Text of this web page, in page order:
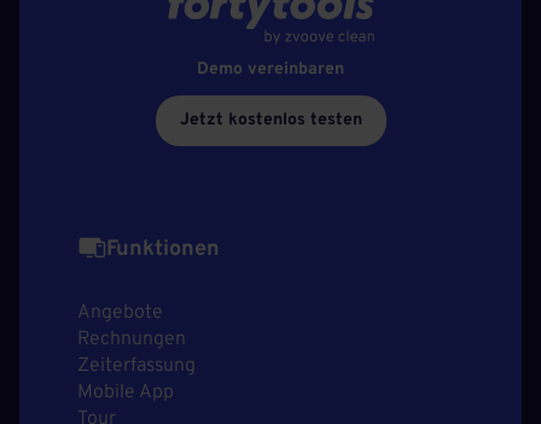
Demo vereinbaren
Jetzt kostenlos testen
Funktionen
Angebote
Rechnungen
Zeiterfassung
Mobile App
Tour